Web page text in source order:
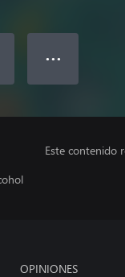
● ● ●
Este contenido
OPINIONES